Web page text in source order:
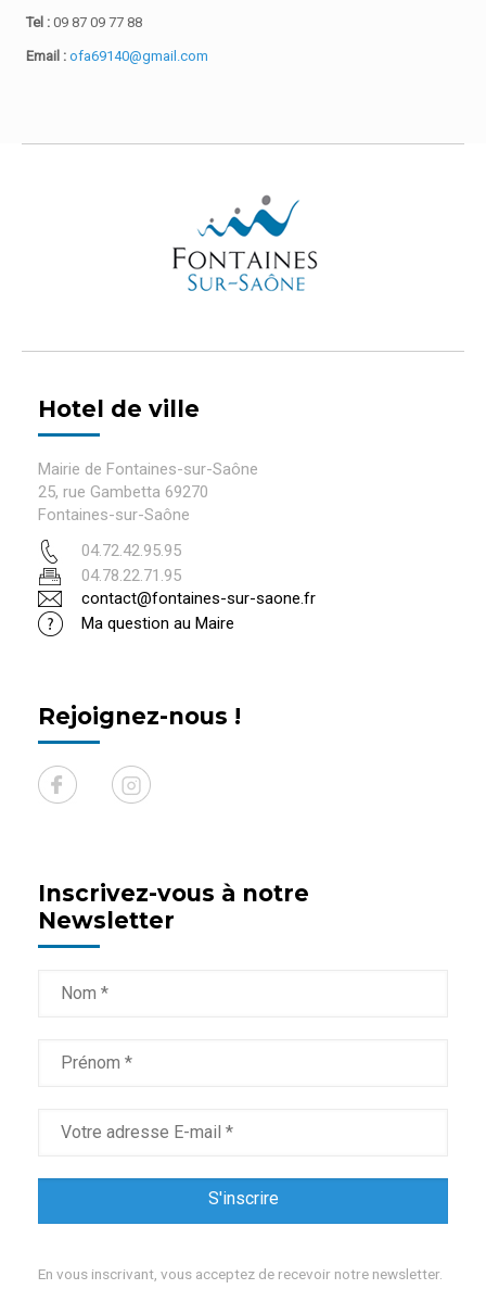
Tel : 09 87 09 77 88
Email : ofa69140@gmail.com
Hotel de ville
Mairie de Fontaines-sur-Saône
25, rue Gambetta 69270
Fontaines-sur-Saône
04.72.42.95.95
04.78.22.71.95
contact@fontaines-sur-saone.fr
Ma question au Maire
Rejoignez-nous !
Inscrivez-vous à notre
Newsletter
En vous inscrivant, vous acceptez de recevoir notre newsletter.